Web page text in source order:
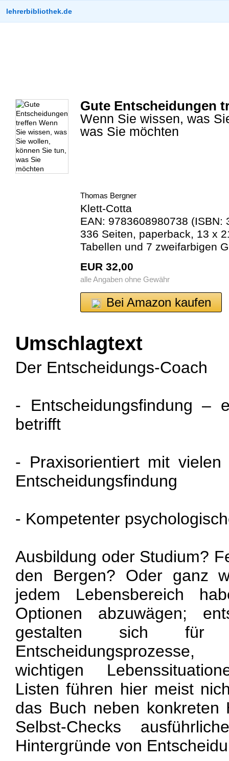
lehrerbibliothek.de
Gute Entscheidungen
Wenn Sie wissen, was
was Sie möchten
Thomas Bergner
Klett-Cotta
EAN: 9783608980738 (ISBN:
336 Seiten, paperback, 13 x
Tabellen und 7 zweifarbigen
EUR 32,00
alle Angaben ohne Gewähr
Bei Amazon kaufen
Umschlagtext
Der Entscheidungs-Coach
- Entscheidungsfindung –
betrifft
- Praxisorientiert mit
Entscheidungsfindung
- Kompetenter
Ausbildung oder Studium?
den Bergen? Oder ganz
jedem Lebensbereich
Optionen abzuwägen;
gestalten sich für
wichtigen
Listen führen hier meist
das Buch neben konkreten
Selbst-Checks
Hintergründe von